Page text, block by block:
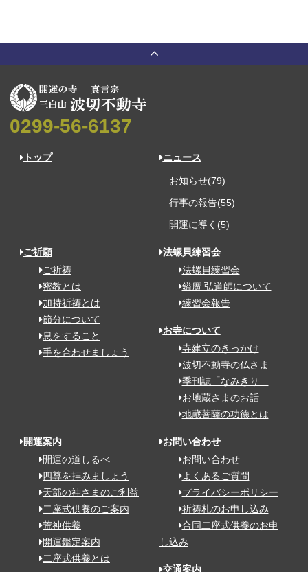
0299-56-6137
トップ ニュース
お知らせ(79)
行事の報告(55)
開運に導く(5)
ご祈願
ご祈祷
密教とは
加持祈祷とは
節分について
息をすること
手を合わせましょう
法螺貝練習会
法螺貝練習会
鎰廣 弘道師について
練習会報告
お寺について
寺建立のきっかけ
波切不動寺の仏さま
季刊誌「なみきり」
お地蔵さまのお話
地蔵菩薩の功徳とは
開運案内
開運の道しるべ
四尊を拝みましょう
天部の神さまのご利益
二座式供養のご案内
荒神供養
開運鑑定案内
二座式供養とは
お問い合わせ
お問い合わせ
よくあるご質問
プライバシーポリシー
祈祷札のお申し込み
合同二座式供養のお申
し込み
交通案内